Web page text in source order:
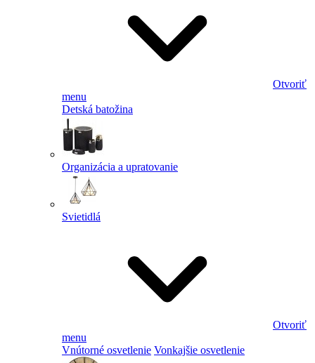
Otvoriť
menu
Detská batožina
Organizácia a upratovanie
Svietidlá
Otvoriť
menu
Vnútorné osvetlenie Vonkajšie osvetlenie